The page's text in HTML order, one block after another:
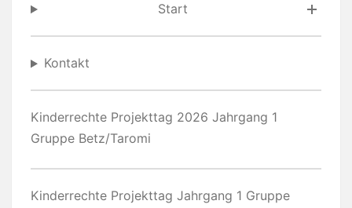
Start
Kontakt
Kinderrechte Projekttag 2026 Jahrgang 1
Gruppe Betz/Taromi
Kinderrechte Projekttag Jahrgang 1 Gruppe